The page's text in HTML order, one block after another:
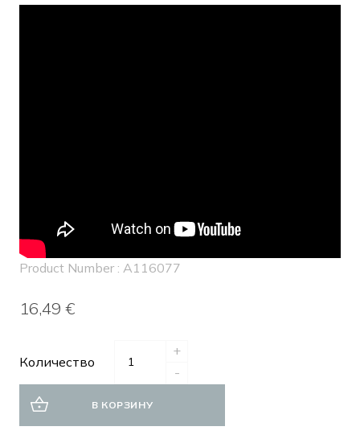
Product Number : A116077
16,49 €
Количество
+
-
В КОРЗИНУ